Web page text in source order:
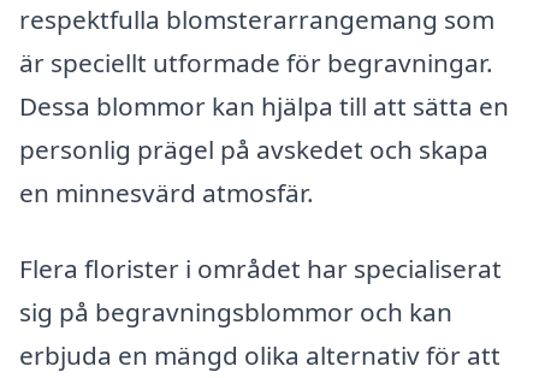
respektfulla blomsterarrangemang som
är speciellt utformade för begravningar.
Dessa blommor kan hjälpa till att sätta en
personlig prägel på avskedet och skapa
en minnesvärd atmosfär.
Flera florister i området har specialiserat
sig på begravningsblommor och kan
erbjuda en mängd olika alternativ för att